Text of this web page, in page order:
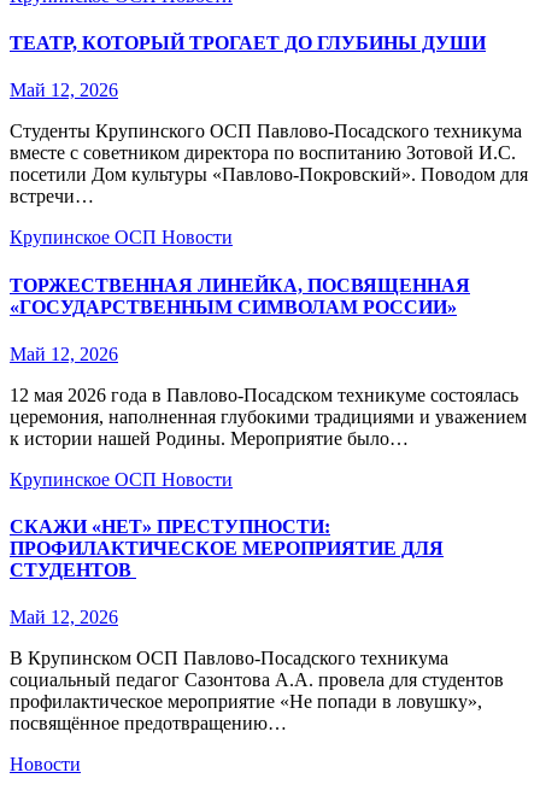
ТЕАТР, КОТОРЫЙ ТРОГАЕТ ДО ГЛУБИНЫ ДУШИ
Май 12, 2026
Студенты Крупинского ОСП Павлово-Посадского техникума
вместе с советником директора по воспитанию Зотовой И.С.
посетили Дом культуры «Павлово-Покровский». Поводом для
встречи…
Крупинское ОСП Новости
ТОРЖЕСТВЕННАЯ ЛИНЕЙКА, ПОСВЯЩЕННАЯ
«ГОСУДАРСТВЕННЫМ СИМВОЛАМ РОССИИ»
Май 12, 2026
12 мая 2026 года в Павлово‑Посадском техникуме состоялась
церемония, наполненная глубокими традициями и уважением
к истории нашей Родины. Мероприятие было…
Крупинское ОСП Новости
СКАЖИ «НЕТ» ПРЕСТУПНОСТИ:
ПРОФИЛАКТИЧЕСКОЕ МЕРОПРИЯТИЕ ДЛЯ
СТУДЕНТОВ
Май 12, 2026
В Крупинском ОСП Павлово‑Посадского техникума
социальный педагог Сазонтова А.А. провела для студентов
профилактическое мероприятие «Не попади в ловушку»,
посвящённое предотвращению…
Новости